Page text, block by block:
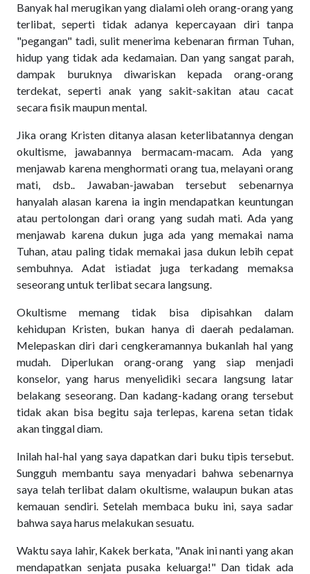
Banyak hal merugikan yang dialami oleh orang-orang yang
terlibat, seperti tidak adanya kepercayaan diri tanpa
"pegangan" tadi, sulit menerima kebenaran firman Tuhan,
hidup yang tidak ada kedamaian. Dan yang sangat parah,
dampak buruknya diwariskan kepada orang-orang
terdekat, seperti anak yang sakit-sakitan atau cacat
secara fisik maupun mental.
Jika orang Kristen ditanya alasan keterlibatannya dengan
okultisme, jawabannya bermacam-macam. Ada yang
menjawab karena menghormati orang tua, melayani orang
mati, dsb.. Jawaban-jawaban tersebut sebenarnya
hanyalah alasan karena ia ingin mendapatkan keuntungan
atau pertolongan dari orang yang sudah mati. Ada yang
menjawab karena dukun juga ada yang memakai nama
Tuhan, atau paling tidak memakai jasa dukun lebih cepat
sembuhnya. Adat istiadat juga terkadang memaksa
seseorang untuk terlibat secara langsung.
Okultisme memang tidak bisa dipisahkan dalam
kehidupan Kristen, bukan hanya di daerah pedalaman.
Melepaskan diri dari cengkeramannya bukanlah hal yang
mudah. Diperlukan orang-orang yang siap menjadi
konselor, yang harus menyelidiki secara langsung latar
belakang seseorang. Dan kadang-kadang orang tersebut
tidak akan bisa begitu saja terlepas, karena setan tidak
akan tinggal diam.
Inilah hal-hal yang saya dapatkan dari buku tipis tersebut.
Sungguh membantu saya menyadari bahwa sebenarnya
saya telah terlibat dalam okultisme, walaupun bukan atas
kemauan sendiri. Setelah membaca buku ini, saya sadar
bahwa saya harus melakukan sesuatu.
Waktu saya lahir, Kakek berkata, "Anak ini nanti yang akan
mendapatkan senjata pusaka keluarga!" Dan tidak ada